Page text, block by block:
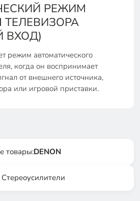
РЕЖИМ
ВХОД)
режим автоматического
когда он воспринимает
от внешнего источника,
или игровой приставки.
товары:DENON
Стереоусилители